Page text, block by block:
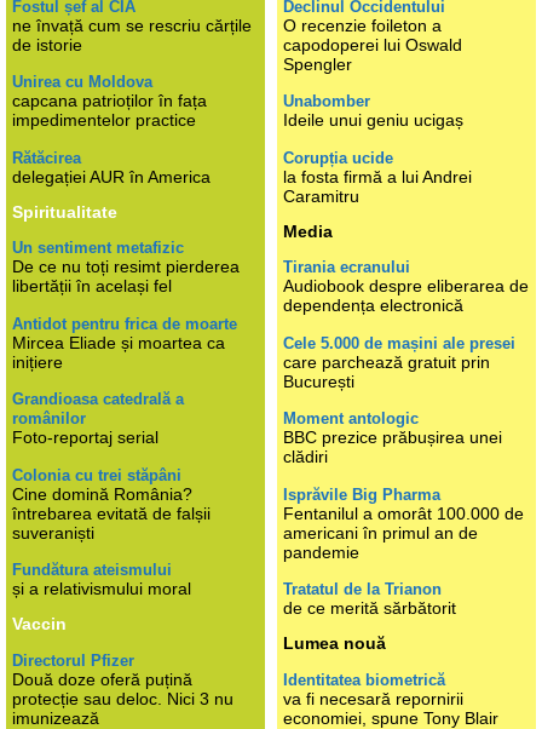
Fostul șef al CIA
ne învață cum se rescriu cărțile
de istorie
Unirea cu Moldova
capcana patrioților în fața
impedimentelor practice
Rătăcirea
delegației AUR în America
Spiritualitate
Un sentiment metafizic
De ce nu toți resimt pierderea
libertății în același fel
Antidot pentru frica de moarte
Mircea Eliade și moartea ca
inițiere
Grandioasa catedrală a
românilor
Foto-reportaj serial
Colonia cu trei stăpâni
Cine domină România?
întrebarea evitată de falșii
suveraniști
Fundătura ateismului
și a relativismului moral
Vaccin
Directorul Pfizer
Două doze oferă puțină
protecție sau deloc. Nici 3 nu
imunizează
Declinul Occidentului
O recenzie foileton a
capodoperei lui Oswald
Spengler
Unabomber
Ideile unui geniu ucigaș
Corupția ucide
la fosta firmă a lui Andrei
Caramitru
Media
Tirania ecranului
Audiobook despre eliberarea de
dependența electronică
Cele 5.000 de mașini ale presei
care parchează gratuit prin
București
Moment antologic
BBC prezice prăbușirea unei
clădiri
Isprăvile Big Pharma
Fentanilul a omorât 100.000 de
americani în primul an de
pandemie
Tratatul de la Trianon
de ce merită sărbătorit
Lumea nouă
Identitatea biometrică
va fi necesară repornirii
economiei, spune Tony Blair